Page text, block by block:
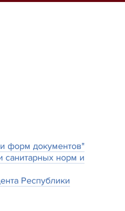
форм документов"
санитарных норм и
Республики